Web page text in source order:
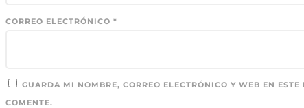
CORREO ELECTRÓNICO *
GUARDA MI NOMBRE, CORREO ELECTRÓNICO Y WEB EN
COMENTE.